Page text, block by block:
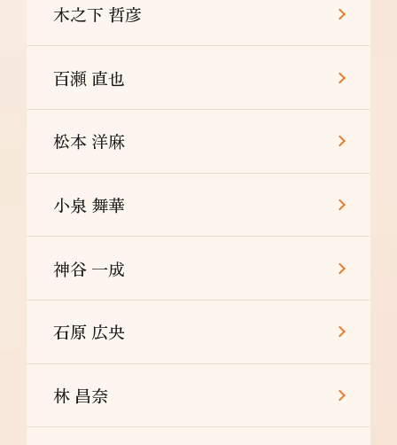
木之下 哲彦
百瀬 直也
松本 洋麻
小泉 舞華
神谷 一成
石原 広央
林 昌奈